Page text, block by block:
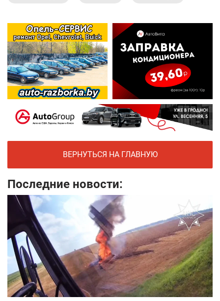
ВЕРНУТЬСЯ НА ГЛАВНУЮ
Последние новости: